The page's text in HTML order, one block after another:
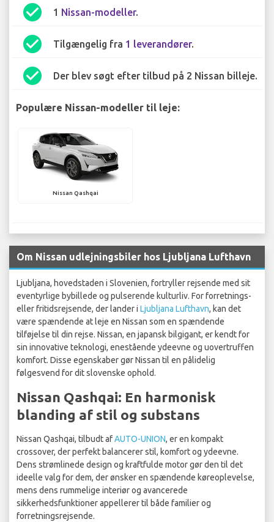
check_circle 1 Nissan-modeller.
check_circle Tilgængelig fra 1 leverandører.
check_circle Der blev søgt efter tilbud på 2 Nissan billeje.
Populære Nissan-modeller til leje:
Nissan Qashqai
Om Nissan udlejningsbiler hos Ljubljana Lufthavn
Ljubljana, hovedstaden i Slovenien, fortryller rejsende med sit
eventyrlige bybillede og pulserende kulturliv. For forretnings-
eller fritidsrejsende, der lander i Ljubljana Lufthavn, kan det
være spændende at leje en Nissan som en spændende
tilføjelse til din rejse. Nissan, en japansk bilgigant, er kendt for
sin innovative teknologi, enestående ydeevne og uovertruffen
komfort. Disse egenskaber gør Nissan til en pålidelig
følgesvend for dit slovenske ophold.
Nissan Qashqai: En harmonisk
blanding af stil og substans
Nissan Qashqai, tilbudt afAUTO-UNION, er en kompakt
crossover, der perfekt balancerer stil, komfort og ydeevne.
Dens strømlinede design og kraftfulde motor gør den til det
ideelle valg for dem, der ønsker en spændende køreoplevelse,
mens dens rummelige interiør og avancerede
sikkerhedsfunktioner appellerer til både familier og
forretningsrejsende.